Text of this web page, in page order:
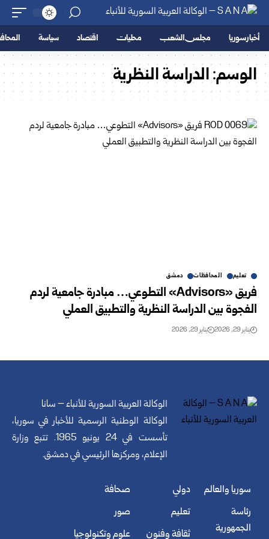
أخبار سوريا مجلس الشعب محليات اقتصاد سياسة
الوسم:الدراسة النظرية
تعليم المحافظات دمشق
فريق «Advisors» التطوعي… مبادرة جامعية لردم
الفجوة بين الدراسة النظرية والتطبيق العملي
يناير 29, 2026 يناير 29, 2026
الوكالة العربية السورية للأنباء – سانا
الوكالة الوطنية الرسمية للأخبار في سوريا،
تأسست في 24 يونيو 1965. تتبع وزارة
الإعلام، ومركزها الرئيسي في دمشق.
سوريا والعالم
رئاسة
الجمهورية
دولي
تعليم
ثقافة وفنون
صحافة
صور
علوم وتكنولوجيا